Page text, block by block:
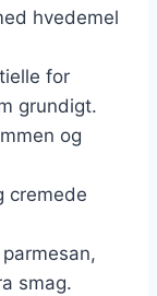
hvedemel
for
grundigt.
og
cremede
smag.